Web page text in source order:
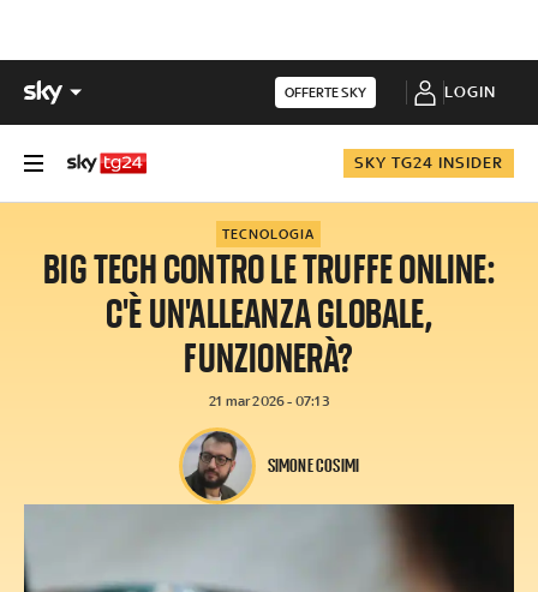
OFFERTE SKY LOGIN
SKY TG24 INSIDER
TECNOLOGIA
BIG TECH CONTRO LE TRUFFE ONLINE:
C'È UN'ALLEANZA GLOBALE,
FUNZIONERÀ?
21 mar 2026 - 07:13
SIMONE COSIMI